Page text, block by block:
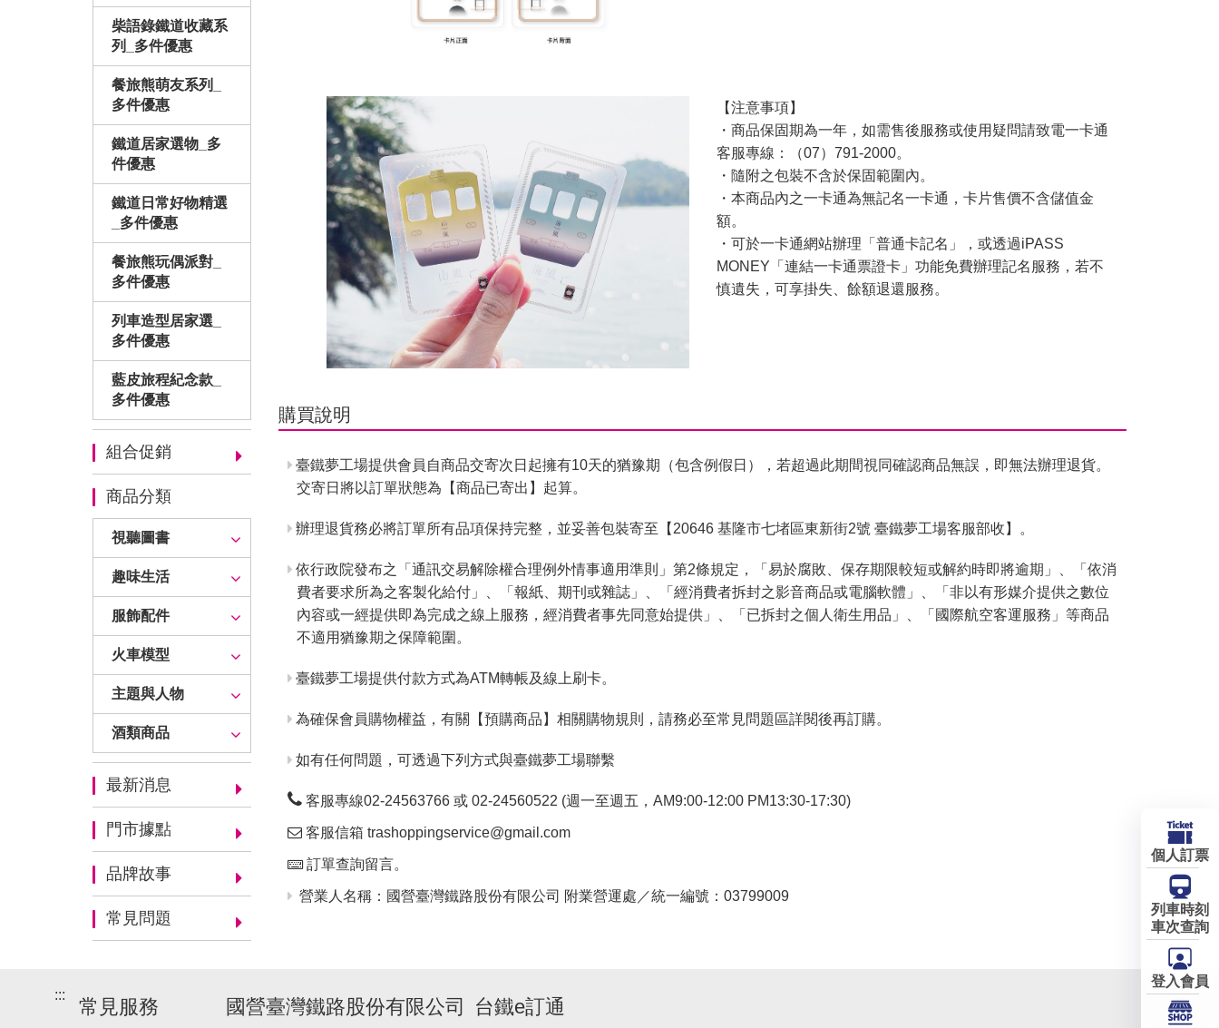
柴語錄鐵道收藏系
列_多件優惠
餐旅熊萌友系列_
多件優惠
鐵道居家選物_多
件優惠
鐵道日常好物精選
_多件優惠
餐旅熊玩偶派對_
多件優惠
列車造型居家選_
多件優惠
藍皮旅程紀念款_
多件優惠
組合促銷
商品分類
視聽圖書
趣味生活
服飾配件
火車模型
主題與人物
酒類商品
最新消息
門市據點
品牌故事
常見問題
【注意事項】
・商品保固期為一年，如需售後服務或使用疑問請致電一卡通
客服專線：（07）791-2000。
・隨附之包裝不含於保固範圍內。
・本商品內之一卡通為無記名一卡通，卡片售價不含儲值金
額。
・可於一卡通網站辦理「普通卡記名」，或透過iPASS
MONEY「連結一卡通票證卡」功能免費辦理記名服務，若不
慎遺失，可享掛失、餘額退還服務。
購買說明
臺鐵夢工場提供會員自商品交寄次日起擁有10天的猶豫期（包含例假日），若超過此期間視同確認商品無誤，即無法辦理退貨。
交寄日將以訂單狀態為【商品已寄出】起算。
辦理退貨務必將訂單所有品項保持完整，並妥善包裝寄至【20646 基隆市七堵區東新街2號 臺鐵夢工場客服部收】。
依行政院發布之「通訊交易解除權合理例外情事適用準則」第2條規定，「易於腐敗、保存期限較短或解約時即將逾期」、「依消
費者要求所為之客製化給付」、「報紙、期刊或雜誌」、「經消費者拆封之影音商品或電腦軟體」、「非以有形媒介提供之數位
內容或一經提供即為完成之線上服務，經消費者事先同意始提供」、「已拆封之個人衛生用品」、「國際航空客運服務」等商品
不適用猶豫期之保障範圍。
臺鐵夢工場提供付款方式為ATM轉帳及線上刷卡。
為確保會員購物權益，有關【預購商品】相關購物規則，請務必至常見問題區詳閱後再訂購。
如有任何問題，可透過下列方式與臺鐵夢工場聯繫
客服專線02-24563766 或 02-24560522 (週一至週五，AM9:00-12:00 PM13:30-17:30)
客服信箱 trashoppingservice@gmail.com
訂單查詢留言。
營業人名稱：國營臺灣鐵路股份有限公司 附業營運處／統一編號：03799009
:::
常見服務 國營臺灣鐵路股份有限公司 台鐵e訂通
個人訂票
列車時刻
車次查詢
登入會員